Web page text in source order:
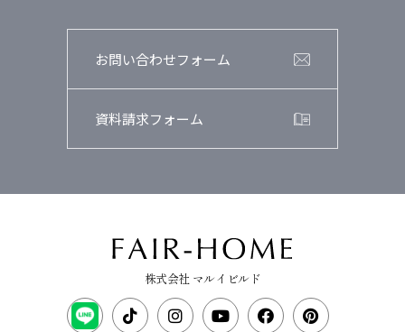
お問い合わせフォーム
資料請求フォーム
株式会社 マルイビルド